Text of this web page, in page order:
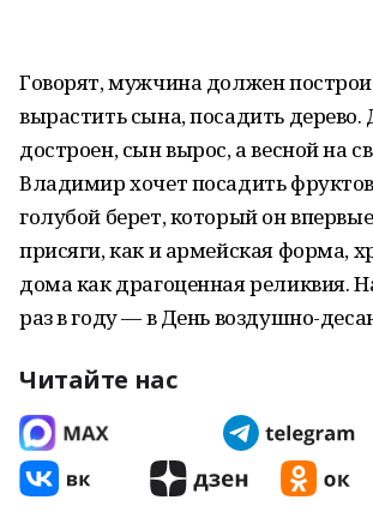
Говорят, мужчина должен
вырастить сына, посадить
достроен, сын вырос, а весной на
Владимир хочет посадить
голубой берет, который он
присяги, как и армейская форма,
дома как драгоценная реликвия.
раз в году — в День воздушно-
Читайте нас